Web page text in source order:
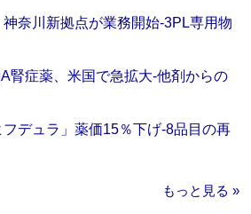
神奈川新拠点が業務開始‐3PL専用物
腎症薬、米国で急拡大‐他剤からの
フデュラ」薬価15％下げ‐8品目の再
もっと見る »